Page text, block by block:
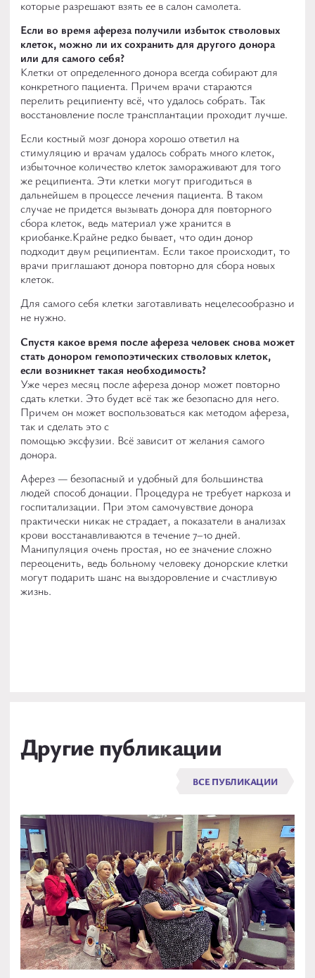
которые разрешают взять ее в салон самолета.
Если во время афереза получили избыток стволовых
клеток, можно ли их сохранить для другого донора
или для самого себя?
Клетки от определенного донора всегда собирают для
конкретного пациента. Причем врачи стараются
перелить реципиенту всё, что удалось собрать. Так
восстановление после трансплантации проходит лучше.
Если костный мозг донора хорошо ответил на
стимуляцию и врачам удалось собрать много клеток,
избыточное количество клеток замораживают для того
же реципиента. Эти клетки могут пригодиться в
дальнейшем в процессе лечения пациента. В таком
случае не придется вызывать донора для повторного
сбора клеток, ведь материал уже хранится в
криобанке.Крайне редко бывает, что один донор
подходит двум реципиентам. Если такое происходит, то
врачи приглашают донора повторно для сбора новых
клеток.
Для самого себя клетки заготавливать нецелесообразно и
не нужно.
Спустя какое время после афереза человек снова может
стать донором гемопоэтических стволовых клеток,
если возникнет такая необходимость?
Уже через месяц после афереза донор может повторно
сдать клетки. Это будет всё так же безопасно для него.
Причем он может воспользоваться как методом афереза,
так и сделать это с
помощью эксфузии. Всё зависит от желания самого
донора.
Аферез — безопасный и удобный для большинства
людей способ донации. Процедура не требует наркоза и
госпитализации. При этом самочувствие донора
практически никак не страдает, а показатели в анализах
крови восстанавливаются в течение 7–10 дней.
Манипуляция очень простая, но ее значение сложно
переоценить, ведь больному человеку донорские клетки
могут подарить шанс на выздоровление и счастливую
жизнь.
Другие публикации
ВСЕ ПУБЛИКАЦИИ